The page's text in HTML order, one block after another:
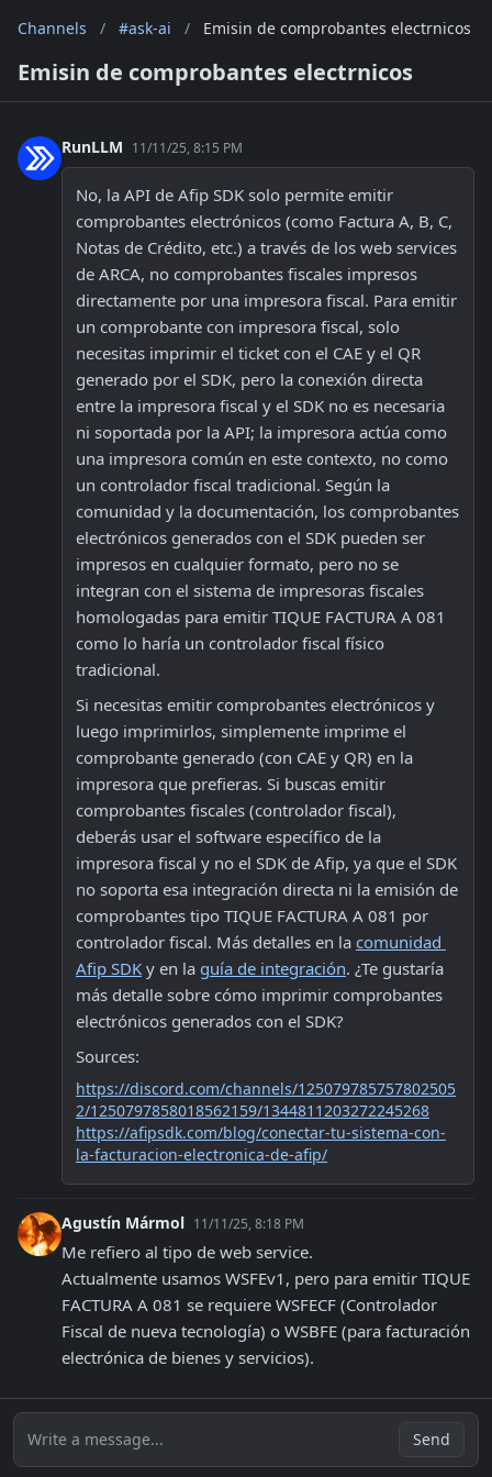
Channels / #ask-ai / Emisin de comprobantes electrnicos
Emisin de comprobantes electrnicos
RunLLM 11/11/25, 8:15 PM
No, la API de Afip SDK solo permite emitir
comprobantes electrónicos (como Factura A, B, C,
Notas de Crédito, etc.) a través de los web services
de ARCA, no comprobantes fiscales impresos
directamente por una impresora fiscal. Para emitir
un comprobante con impresora fiscal, solo
necesitas imprimir el ticket con el CAE y el QR
generado por el SDK, pero la conexión directa
entre la impresora fiscal y el SDK no es necesaria
ni soportada por la API; la impresora actúa como
una impresora común en este contexto, no como
un controlador fiscal tradicional. Según la
comunidad y la documentación, los comprobantes
electrónicos generados con el SDK pueden ser
impresos en cualquier formato, pero no se
integran con el sistema de impresoras fiscales
homologadas para emitir TIQUE FACTURA A 081
como lo haría un controlador fiscal físico
tradicional.
Si necesitas emitir comprobantes electrónicos y
luego imprimirlos, simplemente imprime el
comprobante generado (con CAE y QR) en la
impresora que prefieras. Si buscas emitir
comprobantes fiscales (controlador fiscal),
deberás usar el software específico de la
impresora fiscal y no el SDK de Afip, ya que el SDK
no soporta esa integración directa ni la emisión de
comprobantes tipo TIQUE FACTURA A 081 por
controlador fiscal. Más detalles en la comunidad
Afip SDK y en la guía de integración. ¿Te gustaría
más detalle sobre cómo imprimir comprobantes
electrónicos generados con el SDK?
Sources:
https://discord.com/channels/125079785757802505
2/1250797858018562159/1344811203272245268
https://afipsdk.com/blog/conectar-tu-sistema-con-
la-facturacion-electronica-de-afip/
Agustín Mármol 11/11/25, 8:18 PM
Me refiero al tipo de web service.
Actualmente usamos WSFEv1, pero para emitir TIQUE
FACTURA A 081 se requiere WSFECF (Controlador
Fiscal de nueva tecnología) o WSBFE (para facturación
electrónica de bienes y servicios).
Write a message... Send